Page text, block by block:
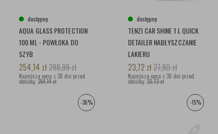
dostępny
AQUA GLASS PROTECTION
100 ML - POWŁOKA DO
SZYB
254,14 zł298,99zł
Najniższa cena z 30 dni przed
obniżką: 254,14 zł
dostępny
TENZI CAR SHINE 1 L QUICK
DETAILER NABŁYSZCZANIE
LAKIERU
23,72 zł27,90zł
Najniższa cena z 30 dni przed
obniżką: 23,72 zł
-36% -15%